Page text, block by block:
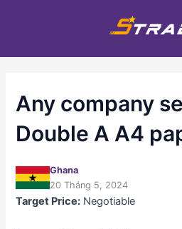
dung
Any company
Double A A4
Ghana
20 Tháng 5, 2024
Target Price: Negotiable